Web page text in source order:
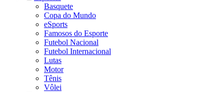
Basquete
Copa do Mundo
eSports
Famosos do Esporte
Futebol Nacional
Futebol Internacional
Lutas
Motor
Tênis
Vôlei